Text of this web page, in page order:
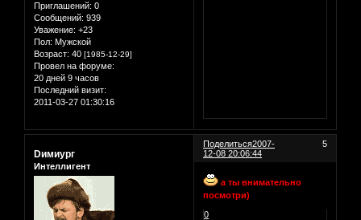
Приглашений: 0
Сообщений: 939
Уважение: +23
Пол: Мужской
Возраст: 40 [1985-12-29]
Провел на форуме:
20 дней 9 часов
Последний визит:
2011-03-27 01:30:16
Поделиться 5
2007-
12-08 20:06:44
Dимиург
Интеллигент
а ты внимательно
посмотри)
0